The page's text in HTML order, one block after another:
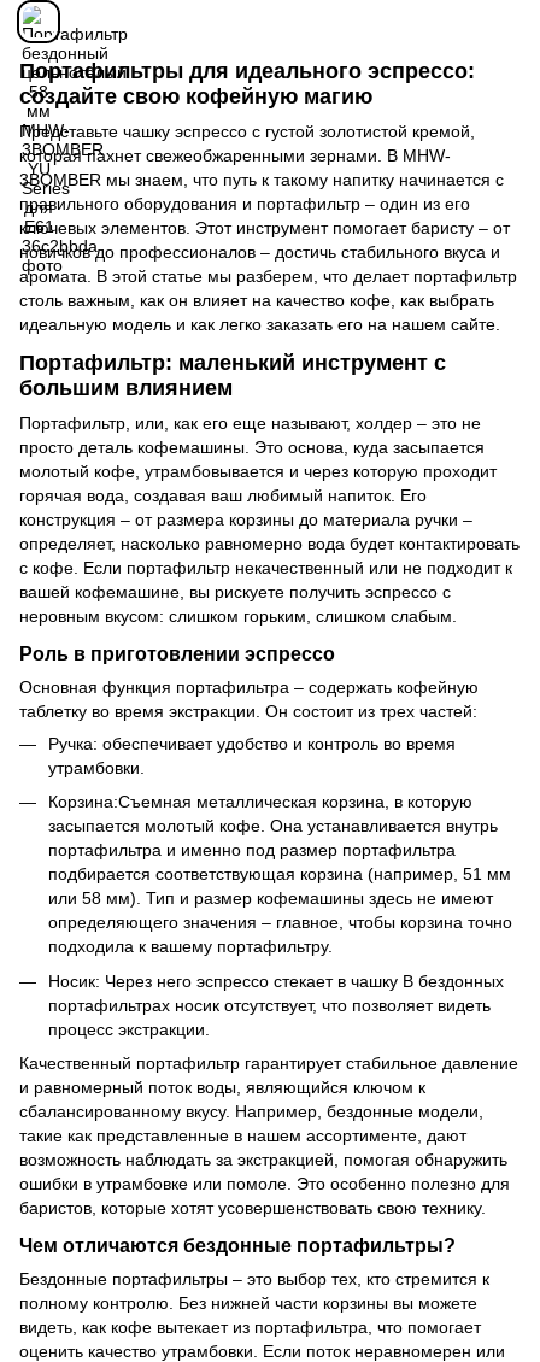
Портафильтры для идеального эспрессо:
создайте свою кофейную магию
Представьте чашку эспрессо с густой золотистой кремой,
которая пахнет свежеобжаренными зернами. В MHW-
3BOMBER мы знаем, что путь к такому напитку начинается с
правильного оборудования и портафильтр – один из его
ключевых элементов. Этот инструмент помогает баристу – от
новичков до профессионалов – достичь стабильного вкуса и
аромата. В этой статье мы разберем, что делает портафильтр
столь важным, как он влияет на качество кофе, как выбрать
идеальную модель и как легко заказать его на нашем сайте.
Портафильтр: маленький инструмент с
большим влиянием
Портафильтр, или, как его еще называют, холдер – это не
просто деталь кофемашины. Это основа, куда засыпается
молотый кофе, утрамбовывается и через которую проходит
горячая вода, создавая ваш любимый напиток. Его
конструкция – от размера корзины до материала ручки –
определяет, насколько равномерно вода будет контактировать
с кофе. Если портафильтр некачественный или не подходит к
вашей кофемашине, вы рискуете получить эспрессо с
неровным вкусом: слишком горьким, слишком слабым.
Роль в приготовлении эспрессо
Основная функция портафильтра – содержать кофейную
таблетку во время экстракции. Он состоит из трех частей:
Ручка: обеспечивает удобство и контроль во время
утрамбовки.
Корзина:Съемная металлическая корзина, в которую
засыпается молотый кофе. Она устанавливается внутрь
портафильтра и именно под размер портафильтра
подбирается соответствующая корзина (например, 51 мм
или 58 мм). Тип и размер кофемашины здесь не имеют
определяющего значения – главное, чтобы корзина точно
подходила к вашему портафильтру.
Носик: Через него эспрессо стекает в чашку В бездонных
портафильтрах носик отсутствует, что позволяет видеть
процесс экстракции.
Качественный портафильтр гарантирует стабильное давление
и равномерный поток воды, являющийся ключом к
сбалансированному вкусу. Например, бездонные модели,
такие как представленные в нашем ассортименте, дают
возможность наблюдать за экстракцией, помогая обнаружить
ошибки в утрамбовке или помоле. Это особенно полезно для
баристов, которые хотят усовершенствовать свою технику.
Чем отличаются бездонные портафильтры?
Бездонные портафильтры – это выбор тех, кто стремится к
полному контролю. Без нижней части корзины вы можете
видеть, как кофе вытекает из портафильтра, что помогает
оценить качество утрамбовки. Если поток неравномерен или